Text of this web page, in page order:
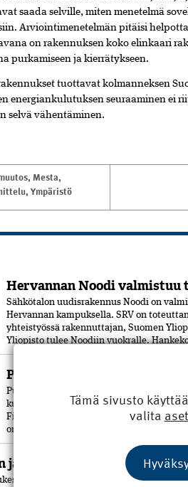
saada selville, miten menetelmä
Arviointimenetelmän pitäisi
on rakennuksen koko elinkaari
purkamiseen ja kierrätykseen.
tuottavat kolmanneksen
energiankulutuksen seuraaminen ei
selvä vähentäminen.
,Mesta,
,Ympäristö
Hervannan Noodi valmistuu
Sähkötalon uudisrakennus Noodi on
Hervannan kampuksella. SRV on
yhteistyössä rakennuttajan, Suomen
Yliopisto tulee Noodiin vuokralle.
Pori sai uuden kulttuuritalon
Puu on merkittävässä roolissa Porin
kulmaan viime vuoden lopussa
Fiinissä. Rakennuskokonaisuuden
on käytetty puuta ja paljon tiiltä.
jäähallit kahteen kerrokseen
rakennustyöt ovat vauhdissa
Tämä sivusto
valita